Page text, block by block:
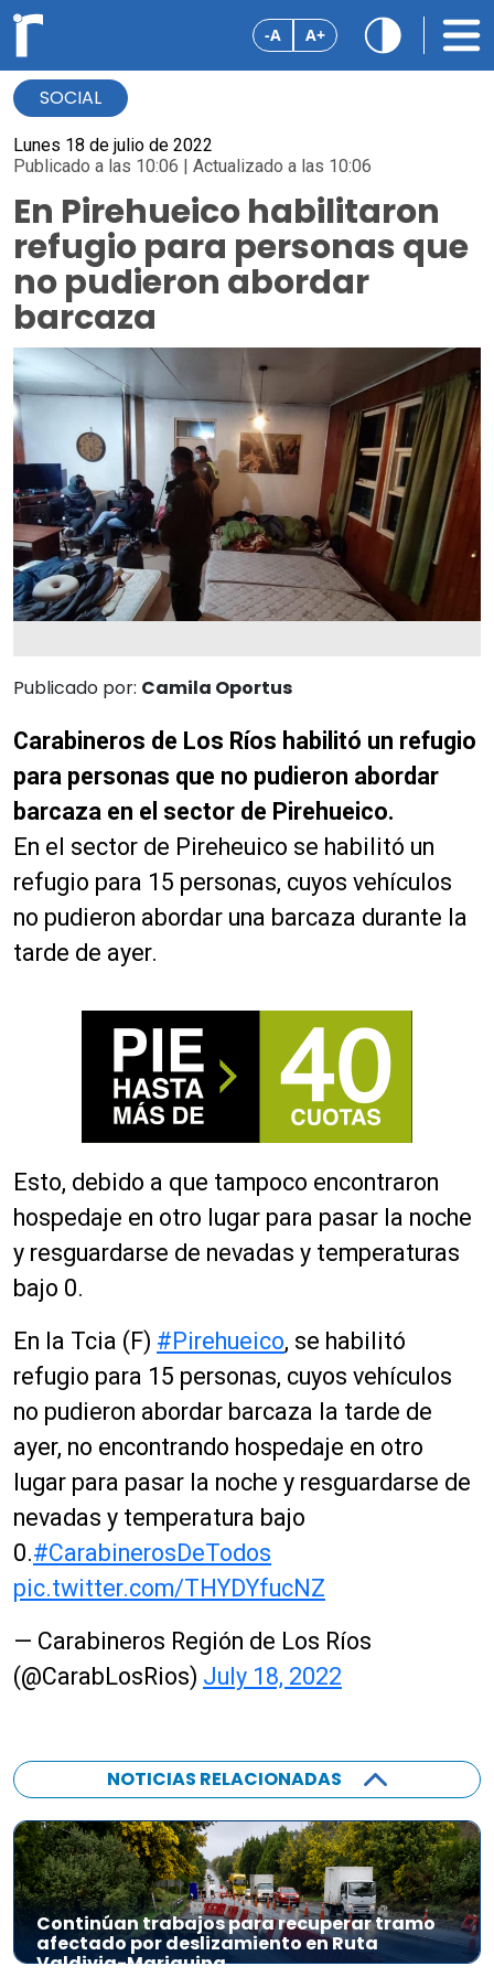
-A A+
SOCIAL
Lunes 18 de julio de 2022
Publicado a las 10:06 | Actualizado a las 10:06
En Pirehueico habilitaron
refugio para personas que
no pudieron abordar
barcaza
Publicado por: Camila Oportus
Carabineros de Los Ríos habilitó un refugio
para personas que no pudieron abordar
barcaza en el sector de Pirehueico.
En el sector de Pireheuico se habilitó un
refugio para 15 personas, cuyos vehículos
no pudieron abordar una barcaza durante la
tarde de ayer.
Esto, debido a que tampoco encontraron
hospedaje en otro lugar para pasar la noche
y resguardarse de nevadas y temperaturas
bajo 0.
En la Tcia (F) #Pirehueico, se habilitó
refugio para 15 personas, cuyos vehículos
no pudieron abordar barcaza la tarde de
ayer, no encontrando hospedaje en otro
lugar para pasar la noche y resguardarse de
nevadas y temperatura bajo
0.#CarabinerosDeTodos
pic.twitter.com/THYDYfucNZ
— Carabineros Región de Los Ríos
(@CarabLosRios) July 18, 2022
NOTICIAS RELACIONADAS
Continúan trabajos para recuperar tramo
afectado por deslizamiento en Ruta
Valdivia-Mariquina